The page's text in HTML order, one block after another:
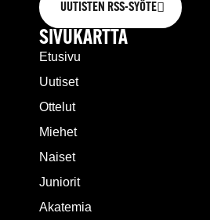
UUTISTEN RSS-SYÖTE
SIVUKARTTA
Etusivu
Uutiset
Ottelut
Miehet
Naiset
Juniorit
Akatemia